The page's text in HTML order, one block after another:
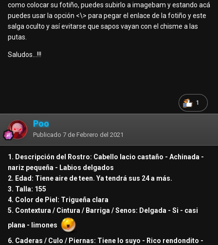
5. Contextura / Cintura / Barriga / Senos:
delgada, normal, no tenía, pequeños
6. Caderas / Culo / Piernas:
8. Apariencia / Vestimenta:
Sábado 30, estaba con un vestido azul que resaltaba su
hilo.
9. Ajuste Vaginal:
30%
10. Sexo anal:
Yessss
11. Mamada:
cumplidora pero no me puedo quejar, la mamo un buen
rato (hasta en tres oportunidades)
como colocar su fotiño, puedes subirlo a imagebam y estando acá
puedes usar la opción <\> para pegar el enlace de la fotiño y este
salga oculto y así evitarse que sapos vayan con el chisme a las
putas.
Saludos...!!!
1
Poo
Publicado 7 de Febrero del 2021
1. Descripción del Rostro: Cabello lacio castaño - Achinada -
nariz pequeña - Labios delgados
2. Edad: Tiene aire de teen. Ya tendrá sus 24 a más.
3. Talla: 155
4. Color de Piel: Trigueña clara
5. Contextura / Cintura / Barriga / Senos: Delgada - Si - casi
plana - limones
6. Caderas / Culo / Piernas: Tiene lo suyo - Rico rendondito -